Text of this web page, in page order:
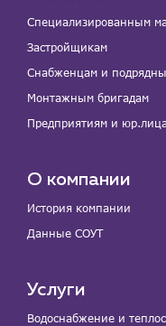
Специализированным
Застройщикам
Снабженцам и
Монтажным бригадам
Предприятиям и
О компании
История компании
Данные СОУТ
Услуги
Водоснабжение и